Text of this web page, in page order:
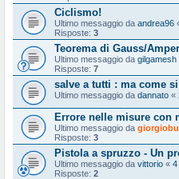
Ciclismo!
Ultimo messaggio da andrea96
Risposte: 3
Teorema di Gauss/
Ultimo messaggio da gilgamesh
Risposte: 7
salve a tutti : ma come
Ultimo messaggio da dannato «
Errore nelle misure con
Ultimo messaggio da
Risposte: 3
Pistola a spruzzo - Un
Ultimo messaggio da vittorio « 4
Risposte: 2